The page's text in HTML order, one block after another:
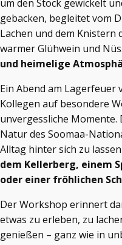
um den Stock gewickelt
gebacken, begleitet vom
Lachen und dem Knistern
warmer Glühwein und
und heimelige
Ein Abend am Lagerfeuer
Kollegen auf besondere
unvergessliche
Natur des Soomaa-
Alltag hinter sich zu
dem Kellerberg, einem
oder einer fröhlichen
Der Workshop erinnert
etwas zu erleben, zu
genießen – ganz wie in